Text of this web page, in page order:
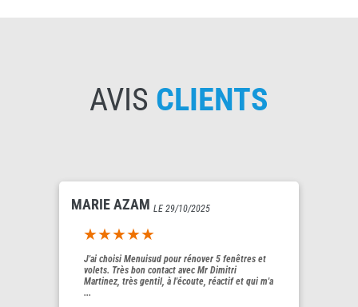
AVIS CLIENTS
MARIE AZAM LE 29/10/2025
5out of 5
J'ai choisi Menuisud pour rénover 5 fenêtres et
volets. Très bon contact avec Mr Dimitri
Martinez, très gentil, à l'écoute, réactif et qui m'a
...